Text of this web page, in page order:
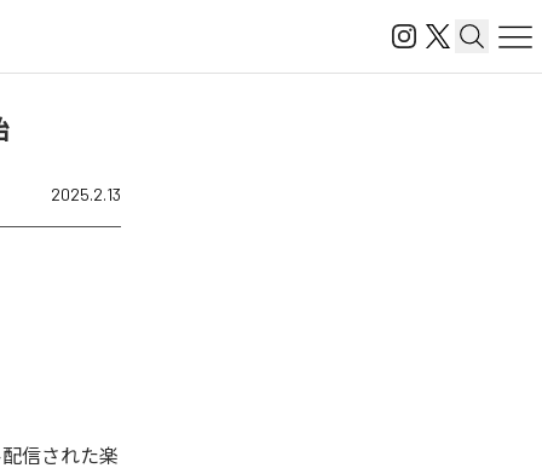
2025.2.13
配信された楽